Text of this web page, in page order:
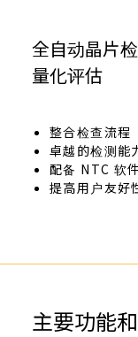
全自动晶片
量化评估
整合检查流程
卓越的检测能
配备 NTC 软件
提高用户友好
主要功能